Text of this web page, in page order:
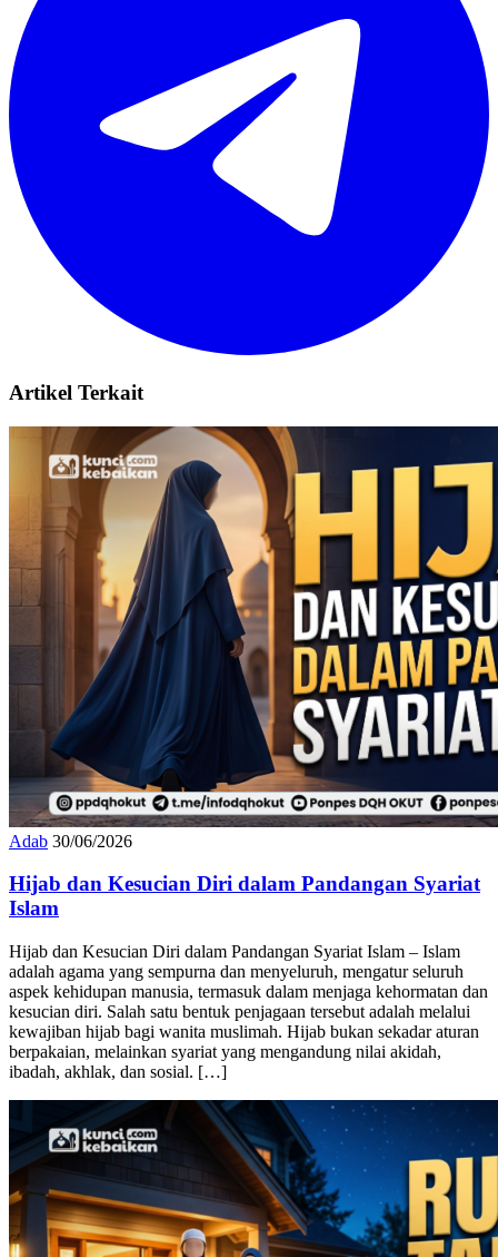
Artikel Terkait
Adab 30/06/2026
Hijab dan Kesucian Diri dalam Pandangan Syariat
Islam
Hijab dan Kesucian Diri dalam Pandangan Syariat Islam – Islam
adalah agama yang sempurna dan menyeluruh, mengatur seluruh
aspek kehidupan manusia, termasuk dalam menjaga kehormatan dan
kesucian diri. Salah satu bentuk penjagaan tersebut adalah melalui
kewajiban hijab bagi wanita muslimah. Hijab bukan sekadar aturan
berpakaian, melainkan syariat yang mengandung nilai akidah,
ibadah, akhlak, dan sosial. […]